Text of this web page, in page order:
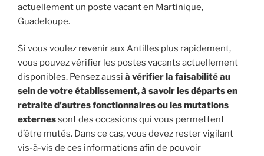
actuellement un poste vacant en Martinique,
Guadeloupe.
Si vous voulez revenir aux Antilles plus rapidement,
vous pouvez vérifier les postes vacants actuellement
disponibles. Pensez aussi à vérifier la faisabilité au
sein de votre établissement, à savoir les départs en
retraite d’autres fonctionnaires ou les mutations
externessont des occasions qui vous permettent
d’être mutés. Dans ce cas, vous devez rester vigilant
vis-à-vis de ces informations afin de pouvoir